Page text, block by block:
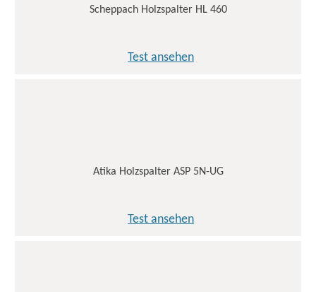
Scheppach Holzspalter HL 460
Test ansehen
Atika Holzspalter ASP 5N-UG
Test ansehen